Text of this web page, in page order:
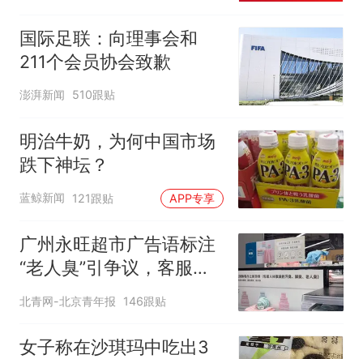
味道很好
国际足联：向理事会和
211个会员协会致歉
澎湃新闻 510跟贴
明治牛奶，为何中国市场
跌下神坛？
蓝鲸新闻 121跟贴 APP专享
广州永旺超市广告语标注
“老人臭”引争议，客服回
应
北青网-北京青年报 146跟贴
女子称在沙琪玛中吃出3